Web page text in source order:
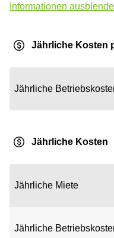
Informationen
Jährliche Kosten
Jährliche
Jährliche Kosten
Jährliche Miete
Jährliche